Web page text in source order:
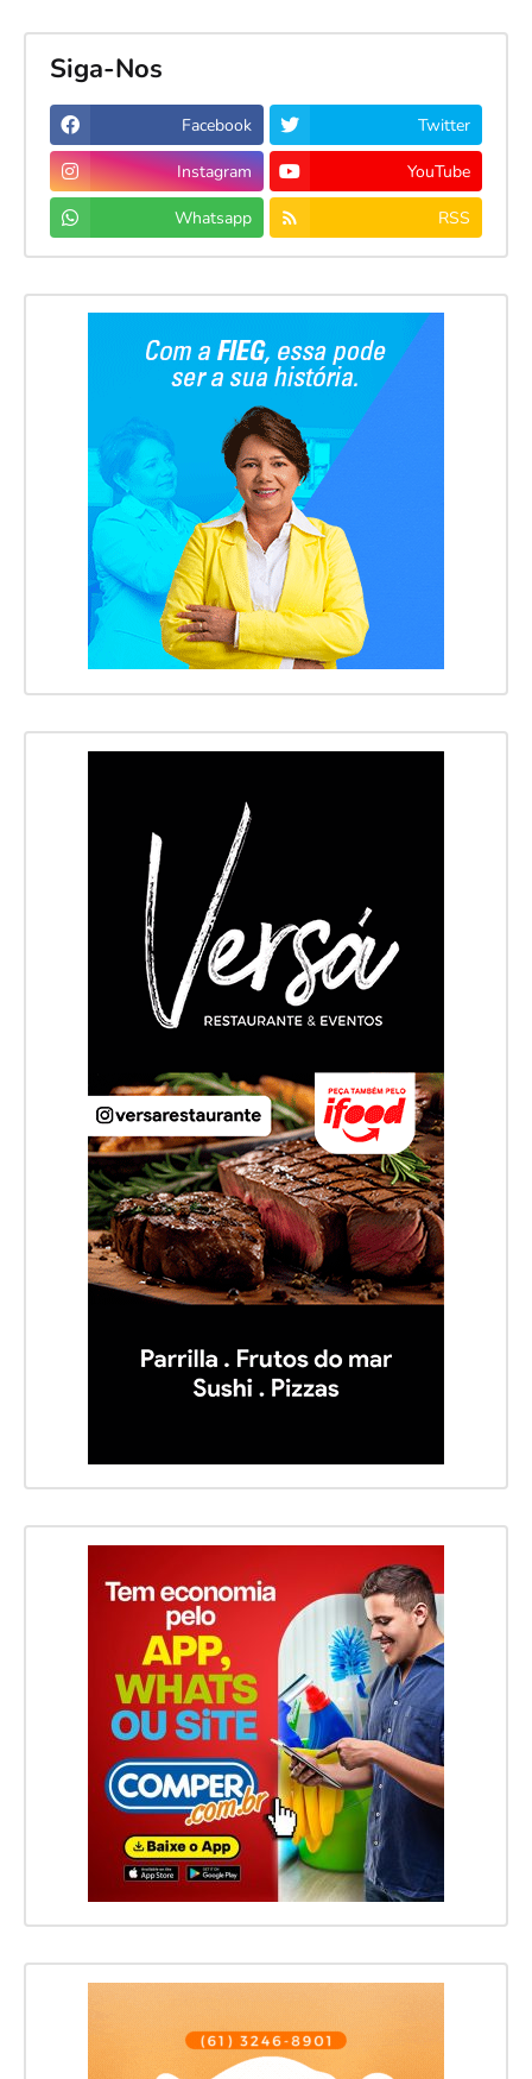
Siga-Nos
Facebook Twitter
Instagram YouTube
Whatsapp RSS